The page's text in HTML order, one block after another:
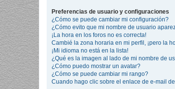
Preferencias de usuario y configuraciones
¿Cómo se puede cambiar mi configuración?
¿Cómo evito que mi nombre de usuario
¡La hora en los foros no es correcta!
Cambié la zona horaria en mi perfil, ¡pero la
¡Mi idioma no está en la lista!
¿Qué es la imagen al lado de mi nombre de
¿Cómo puedo mostrar un avatar?
¿Cómo se puede cambiar mi rango?
Cuando hago clic sobre el enlace de e-mail